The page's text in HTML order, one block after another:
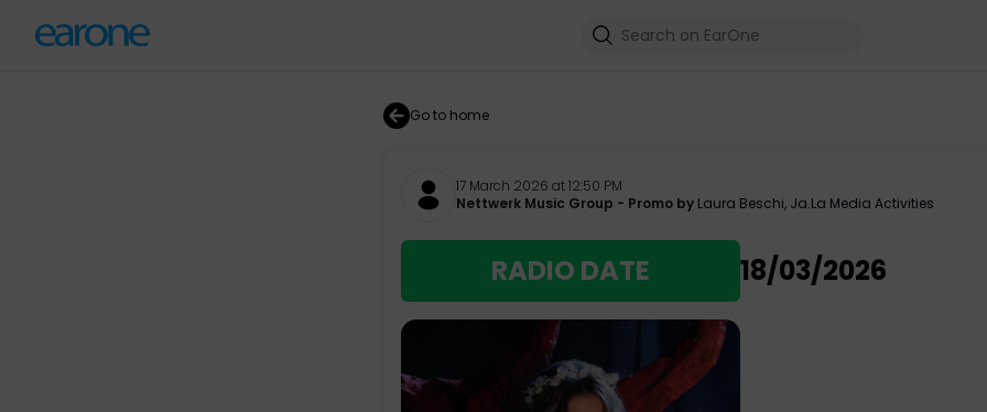
Go to home
17 March 2026 at 12:50 PM
Nettwerk Music Group - Promo by Laura Beschi, Ja.La Media Activities
RADIO DATE 18/03/2026